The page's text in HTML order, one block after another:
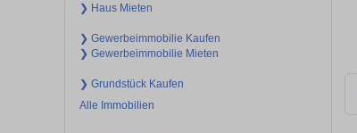
❯ Haus Mieten
❯ Gewerbeimmobilie Kaufen
❯ Gewerbeimmobilie Mieten
❯ Grundstück Kaufen
Alle Immobilien